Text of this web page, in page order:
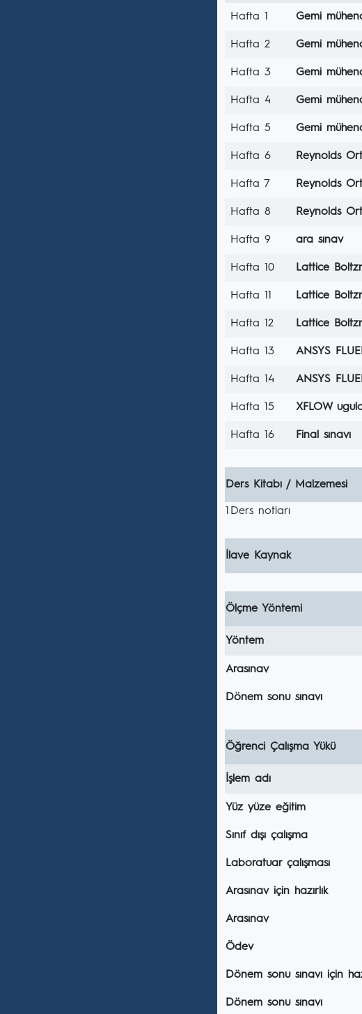
Hafta 1 Gemi
Hafta 2 Gemi
Hafta 3 Gemi
Hafta 4 Gemi
Hafta 5 Gemi
Hafta 6 Reynolds
Hafta 7 Reynolds
Hafta 8 Reynolds
Hafta 9 ara sınav
Hafta 10 Lattice
Hafta 11 Lattice
Hafta 12 Lattice
Hafta 13 ANSYS
Hafta 14 ANSYS
Hafta 15 XFLOW
Hafta 16 Final sınavı
Ders Kitabı / Malzemesi
1 Ders notları
İlave Kaynak
Ölçme Yöntemi
Yöntem
Arasınav
Dönem sonu sınavı
Öğrenci Çalışma Yükü
İşlem adı
Yüz yüze eğitim
Sınıf dışı çalışma
Laboratuar çalışması
Arasınav için hazırlık
Arasınav
Ödev
Dönem sonu sınavı için
Dönem sonu sınavı